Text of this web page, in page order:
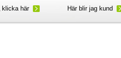
klicka här Här blir jag kund